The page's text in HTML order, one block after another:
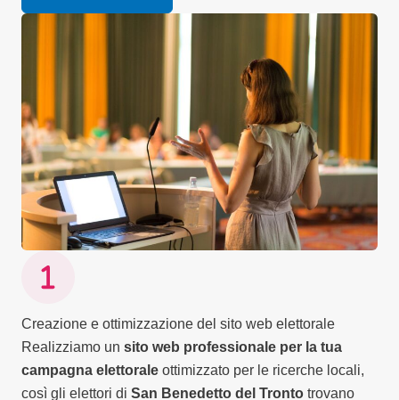
Creazione e ottimizzazione del sito web elettorale
Realizziamo un sito web professionale per la tua
campagna elettorale ottimizzato per le ricerche locali,
così gli elettori di San Benedetto del Tronto trovano